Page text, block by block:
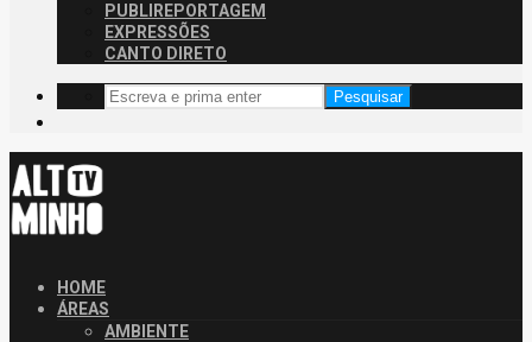
PUBLIREPORTAGEM
EXPRESSÕES
CANTO DIRETO
Pesquisar
HOME
ÁREAS
AMBIENTE